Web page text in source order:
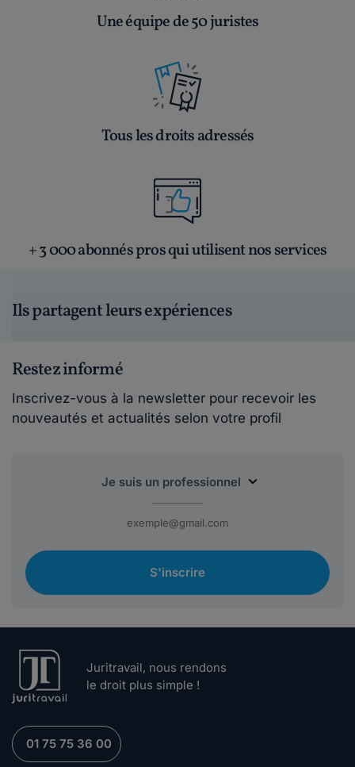
Une équipe de 50 juristes
Tous les droits adressés
+ 3 000 abonnés pros qui utilisent nos services
Ils partagent leurs expériences
Restez informé
Inscrivez-vous à la newsletter pour recevoir les
nouveautés et actualités selon votre profil
S'inscrire
Juritravail, nous rendons
le droit plus simple !
01 75 75 36 00